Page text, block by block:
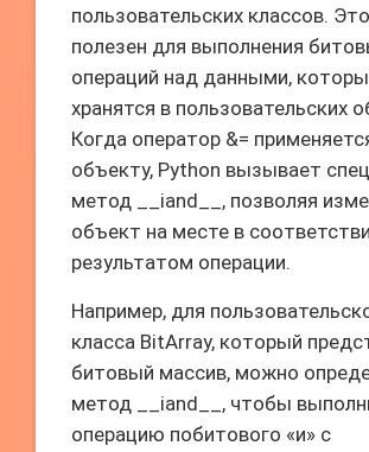
пользовательских классов.
полезен для выполнения
операций над данными,
хранятся в пользовательских
Когда оператор &=
объекту, Python вызывает
метод __iand__, позволяя
объект на месте в
результатом операции.
Например, для
класса BitArray, который
битовый массив, можно
метод __iand__, чтобы
операцию побитового «и» с